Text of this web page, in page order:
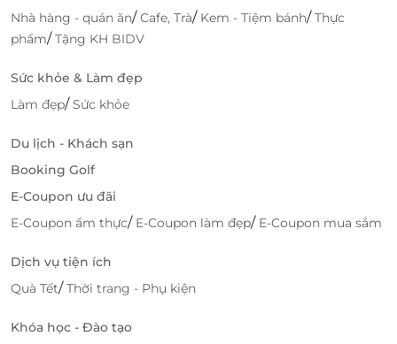
Nhà hàng - quán ăn/Cafe, Trà/ Kem - Tiệm bánh/Thực
phẩm/Tặng KH BIDV
Sức khỏe & Làm đẹp
Làm đẹp/Sức khỏe
Du lịch - Khách sạn
Booking Golf
E-Coupon ưu đãi
E-Coupon ẩm thực/ E-Coupon làm đẹp/ E-Coupon mua sắm
Dịch vụ tiện ích
Quà Tết/Thời trang - Phụ kiện
Khóa học - Đào tạo